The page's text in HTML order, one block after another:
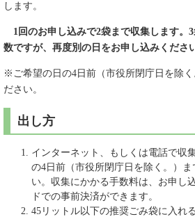
します。
1回のお申し込みで2袋まで収集します。
数ですが、再度別の日をお申し込みくださ
※ご希望の日の4日前（市役所閉庁日を除く
ださい。
出し方
インターネット、もしくは電話で収
の4日前（市役所閉庁日を除く。）ま
い。収集にかかる手数料は、お申し
ドでの事前決済ができます。
45リットル以下の推奨ごみ袋に入れ